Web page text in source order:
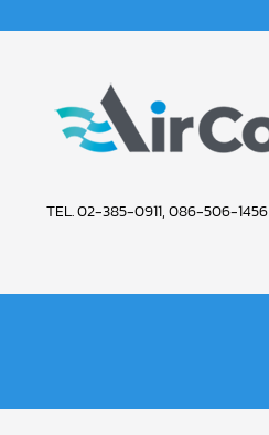
AIR
PARTS
TEL. 02-385-0911, 086-506-1456